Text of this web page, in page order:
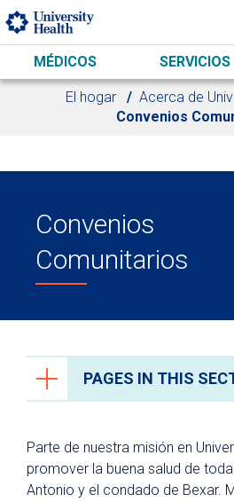
Skip to main content
MÉDICOS SERVICIOS
El hogar
Acerca de
Convenios
Convenios
Comunitarios
PAGES IN THIS
Board of Managers
Leadership Team
Parte de nuestra misión en
promover la buena salud de
Antonio y el condado de Bexar.